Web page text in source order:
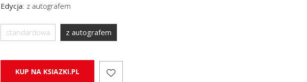
Edycja: z autografem
standardowa z autografem
KUP NA KSIAZKI.PL